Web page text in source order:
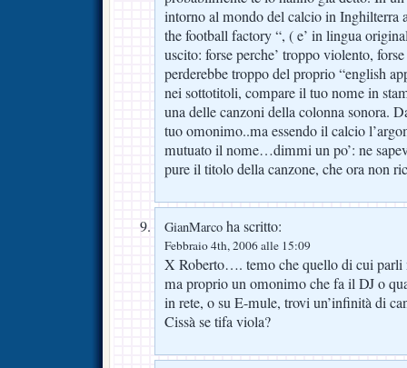
intorno al mondo del calcio in Inghilterra
the football factory “, ( e’ in lingua
uscito: forse perche’ troppo violento,
perderebbe troppo del proprio “english
nei sottotitoli, compare il tuo nome in
una delle canzoni della colonna sonora.
tuo omonimo..ma essendo il calcio
mutuato il nome…dimmi un po’: ne
pure il titolo della canzone, che ora non
GianMarco ha scritto:
Febbraio 4th, 2006 alle 15:09
X Roberto…. temo che quello di cui parli
ma proprio un omonimo che fa il DJ o
in rete, o su E-mule, trovi un’infinità di
Cissà se tifa viola?